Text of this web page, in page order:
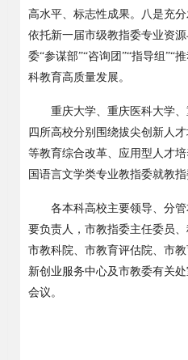
高水平、标志性成果。八是充
依托新一届市级教指委专业资
委“参谋部”“咨询团 ”“指导组 ”“推
科教育高质量发展。
重庆大学、重庆医科大学
四所高校分别围绕拔尖创新人
等教育综合改革、应用型人才
国语言文学类专业教指委就教
各本科高校主要领导、分
要负责人，市教指委主任委员
市教科院、市教育评估院、市
新创业服务中心及市教委有关
会议。